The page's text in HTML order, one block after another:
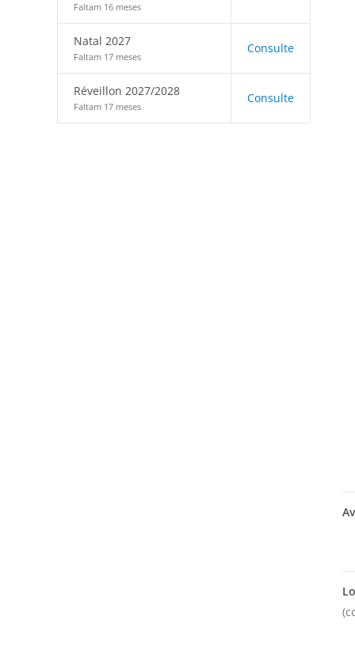
Faltam 16 meses
Natal 2027
Faltam 17 meses
Consulte
Réveillon 2027/2028
Faltam 17 meses
Consulte